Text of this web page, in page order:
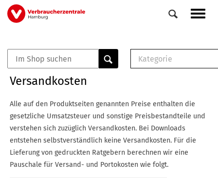
Direkt
zum
Veranstaltungen
0
Kategorie
E-Broschüre
Checklisten (PDF)
Broschüre
Buch
Versandkosten
Alle auf den Produktseiten genannten Preise enthalten die
gesetzliche Umsatzsteuer und sonstige Preisbestandteile und
verstehen sich zuzüglich Versandkosten. Bei Downloads
entstehen selbstverständlich keine Versandkosten. Für die
Lieferung von gedruckten Ratgebern berechnen wir eine
Pauschale für Versand- und Portokosten wie folgt.